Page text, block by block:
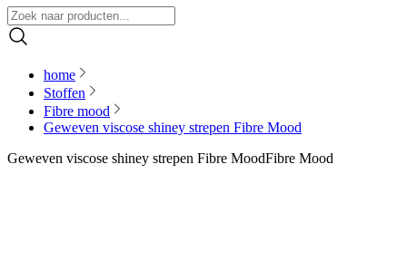
home
Stoffen
Fibre mood
Geweven viscose shiney strepen Fibre Mood
Geweven viscose shiney strepen Fibre MoodFibre Mood